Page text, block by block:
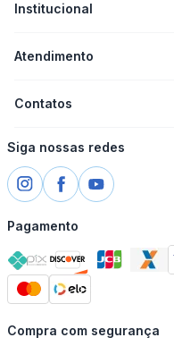
Institucional
Atendimento
Contatos
Siga nossas redes
Pagamento
Compra com segurança